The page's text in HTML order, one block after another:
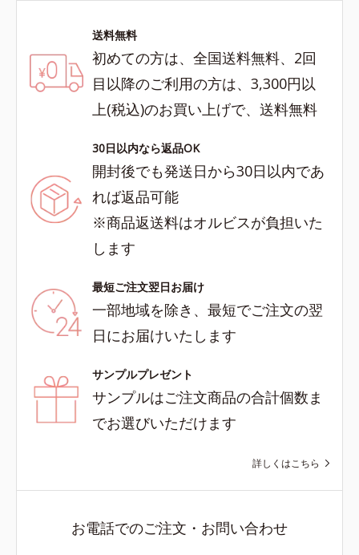
送料無料
初めての方は、全国送料無料、2回
目以降のご利用の方は、3,300円以
上(税込)のお買い上げで、送料無料
30日以内なら返品OK
開封後でも発送日から30日以内であ
れば返品可能
※商品返送料はオルビスが負担いた
します
最短ご注文翌日お届け
一部地域を除き、最短でご注文の翌
日にお届けいたします
サンプルプレゼント
サンプルはご注文商品の合計個数ま
でお選びいただけます
詳しくはこちら
お電話でのご注文・お問い合わせ